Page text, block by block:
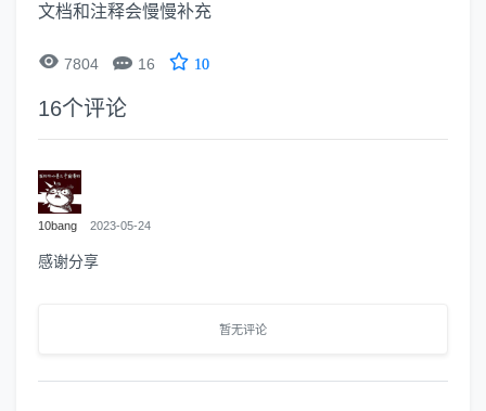
文档和注释会慢慢补充
 7804  16 10
16个评论
10bang 2023-05-24
感谢分享
暂无评论